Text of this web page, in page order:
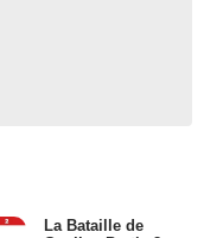
La Bataille de